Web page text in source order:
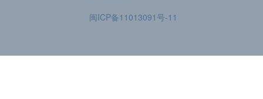
闽ICP备11013091号-11